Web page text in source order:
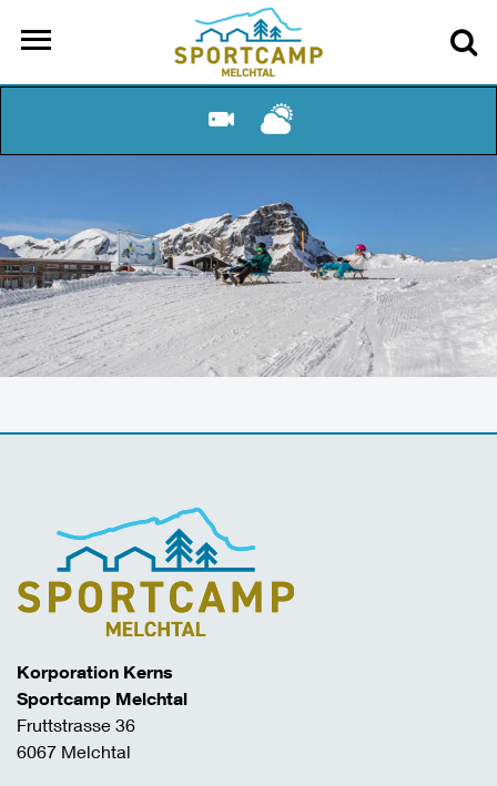
Korporation Kerns
Sportcamp Melchtal
Fruttstrasse 36
6067 Melchtal